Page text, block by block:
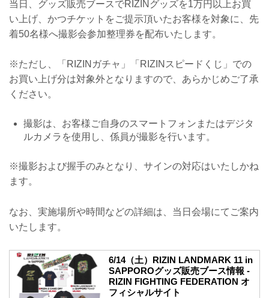
当日、グッズ販売ブースでRIZINグッズを1万円以上お買
い上げ、かつチケットをご提示頂いたお客様を対象に、先
着50名様へ撮影会参加整理券を配布いたします。
※ただし、「RIZINガチャ」「RIZINスピードくじ」での
お買い上げ分は対象外となりますので、あらかじめご了承
ください。
撮影は、お客様ご自身のスマートフォンまたはデジタ
ルカメラを使用し、係員が撮影を行います。
※撮影および握手のみとなり、サインの対応はいたしかね
ます。
なお、実施場所や時間などの詳細は、当日会場にてご案内
いたします。
6/14（土）RIZIN LANDMARK 11 in
SAPPOROグッズ販売ブース情報 -
RIZIN FIGHTING FEDERATION オ
フィシャルサイト